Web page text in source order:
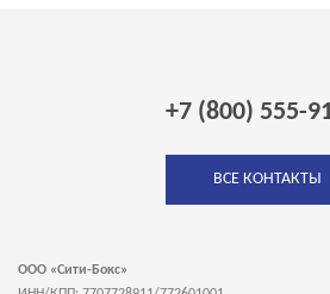
+7 (800) 555-
ВСЕ КОНТАКТЫ
ООО «Сити-Бокс»